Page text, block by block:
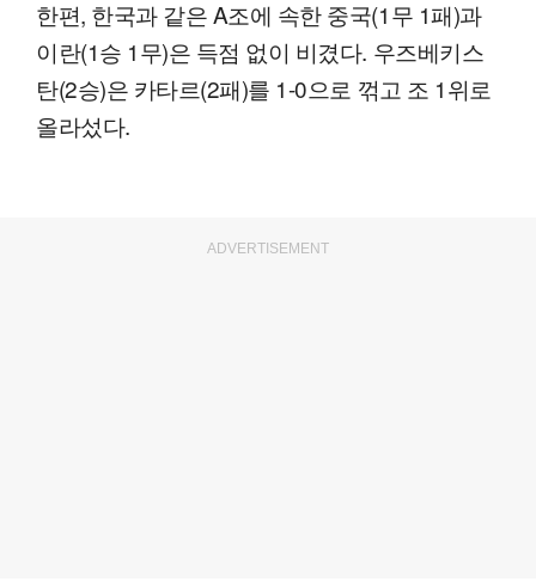
한편, 한국과 같은 A조에 속한 중국(1무 1패)과
이란(1승 1무)은 득점 없이 비겼다. 우즈베키스
탄(2승)은 카타르(2패)를 1-0으로 꺾고 조 1위로
올라섰다.
ADVERTISEMENT